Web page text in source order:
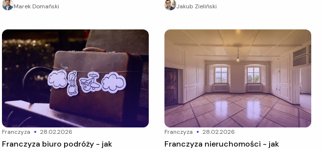
Marek Domański Jakub Zieliński
franczyza 28.02.2026
Franczyza biuro podróży - jak
franczyza 28.02.2026
Franczyza nieruchomości - jak